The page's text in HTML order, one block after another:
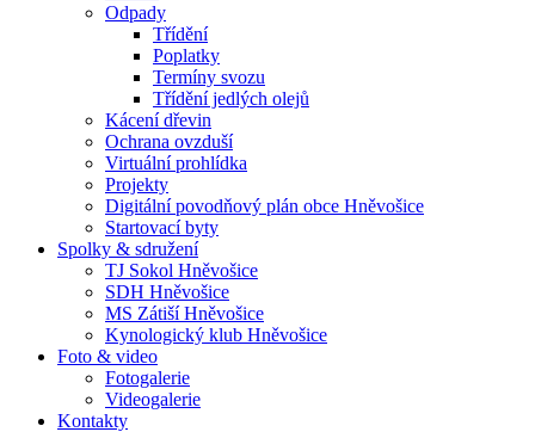
Odpady
Třídění
Poplatky
Termíny svozu
Třídění jedlých olejů
Kácení dřevin
Ochrana ovzduší
Virtuální prohlídka
Projekty
Digitální povodňový plán obce Hněvošice
Startovací byty
Spolky & sdružení
TJ Sokol Hněvošice
SDH Hněvošice
MS Zátiší Hněvošice
Kynologický klub Hněvošice
Foto & video
Fotogalerie
Videogalerie
Kontakty